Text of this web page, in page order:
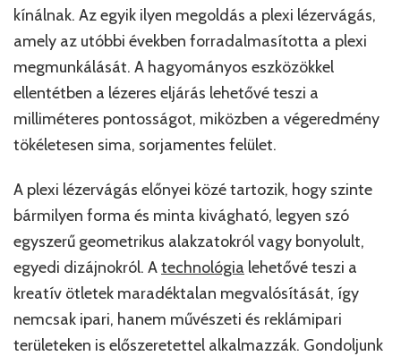
kínálnak. Az egyik ilyen megoldás a plexi lézervágás,
amely az utóbbi években forradalmasította a plexi
megmunkálását. A hagyományos eszközökkel
ellentétben a lézeres eljárás lehetővé teszi a
milliméteres pontosságot, miközben a végeredmény
tökéletesen sima, sorjamentes felület.
A plexi lézervágás előnyei közé tartozik, hogy szinte
bármilyen forma és minta kivágható, legyen szó
egyszerű geometrikus alakzatokról vagy bonyolult,
egyedi dizájnokról. Atechnológia lehetővé teszi a
kreatív ötletek maradéktalan megvalósítását, így
nemcsak ipari, hanem művészeti és reklámipari
területeken is előszeretettel alkalmazzák. Gondoljunk